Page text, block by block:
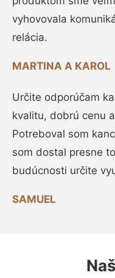
vyhovovala
relácia.
MARTINA A KAROL
Určite odporúčam
kvalitu, dobrú cenu
Potreboval som
som dostal presne
budúcnosti určite
SAMUEL